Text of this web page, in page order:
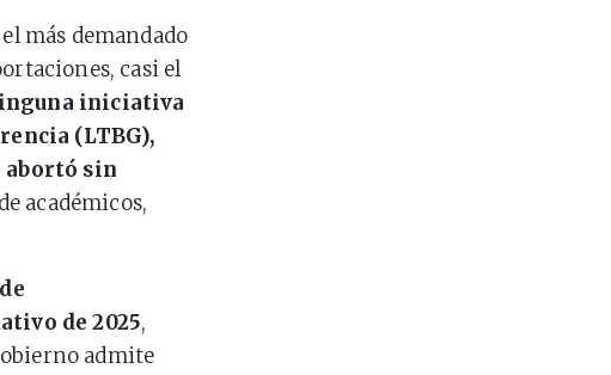
el más demandado
casi el
iniciativa
(LTBG),
sin
académicos,
de 2025,
admite